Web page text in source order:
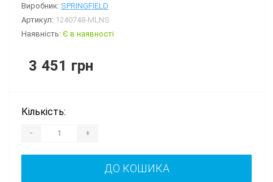
Виробник: SPRINGFIELD
Артикул: 1240748-MLNS
Наявність: Є в наявності
3 451 грн
Кількість:
- +
ДО КОШИКА